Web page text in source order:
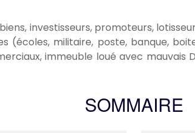
investisseurs, promoteurs,
(écoles, militaire, poste, banque,
immeuble loué avec
SOMMAIRE